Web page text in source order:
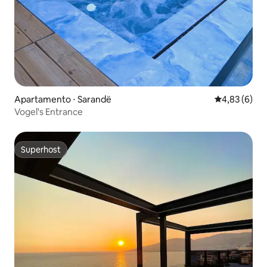
Apartamento ⋅ Sarandë 4,83 de uma
4,83 (6)
Vogel's Entrance
Superhost
Superhost